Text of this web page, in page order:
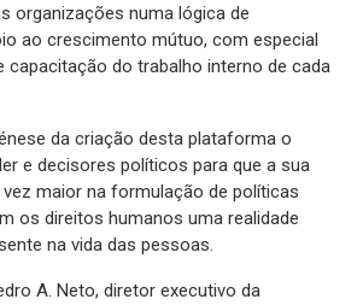
organizações numa lógica de
ao crescimento mútuo, com especial
capacitação do trabalho interno de cada
da criação desta plataforma o
e decisores políticos para que a sua
maior na formulação de políticas
os direitos humanos uma realidade
na vida das pessoas.
A. Neto, diretor executivo da